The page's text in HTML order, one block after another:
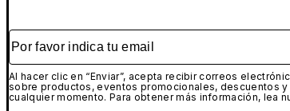
Por favor indica tu email
Al hacer clic en “Enviar”, acepta recibir correos
sobre productos, eventos promocionales, descuentos
cualquier momento. Para obtener más información, lea